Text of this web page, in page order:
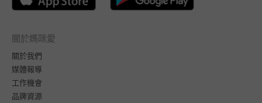
關於媽咪愛
關於我們
媒體報導
工作機會
品牌資源